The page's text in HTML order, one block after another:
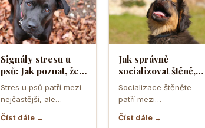
Signály stresu u
psů: Jak poznat, že
se váš čtyřnohý
přítel necítí
komfortně
Stres u psů patří mezi
nejčastější, ale
nejpodceňovanější
Číst dále →
Jak správně
socializovat štěně,
aby z něj vyrostl
sebevědomý a
klidný pes
Socializace štěněte
patří mezi
prvních měsíců života.
Číst dále →